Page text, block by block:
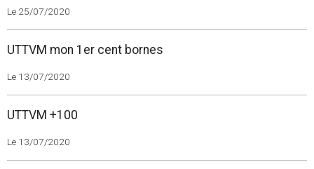
Le 25/07/2020
UTTVM mon 1er cent bornes
Le 13/07/2020
UTTVM +100
Le 13/07/2020